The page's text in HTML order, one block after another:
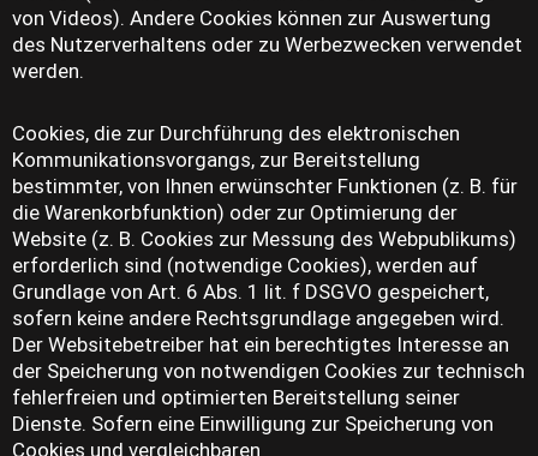
von Videos). Andere Cookies können zur Auswertung
des Nutzerverhaltens oder zu Werbezwecken verwendet
werden.
Cookies, die zur Durchführung des elektronischen
Kommunikationsvorgangs, zur Bereitstellung
bestimmter, von Ihnen erwünschter Funktionen (z. B. für
die Warenkorbfunktion) oder zur Optimierung der
Website (z. B. Cookies zur Messung des Webpublikums)
erforderlich sind (notwendige Cookies), werden auf
Grundlage von Art. 6 Abs. 1 lit. f DSGVO gespeichert,
sofern keine andere Rechtsgrundlage angegeben wird.
Der Websitebetreiber hat ein berechtigtes Interesse an
der Speicherung von notwendigen Cookies zur technisch
fehlerfreien und optimierten Bereitstellung seiner
Dienste. Sofern eine Einwilligung zur Speicherung von
Cookies und vergleichbaren